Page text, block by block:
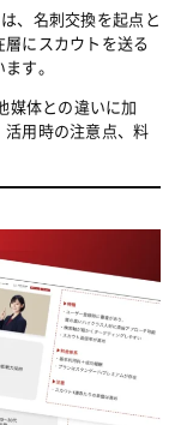
、名刺交換を起点と
にスカウトを送る
す。
媒体との違いに加
用時の注意点、料